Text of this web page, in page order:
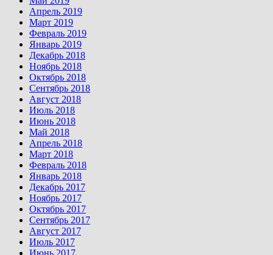
Апрель 2019
Март 2019
Февраль 2019
Январь 2019
Декабрь 2018
Ноябрь 2018
Октябрь 2018
Сентябрь 2018
Август 2018
Июль 2018
Июнь 2018
Май 2018
Апрель 2018
Март 2018
Февраль 2018
Январь 2018
Декабрь 2017
Ноябрь 2017
Октябрь 2017
Сентябрь 2017
Август 2017
Июль 2017